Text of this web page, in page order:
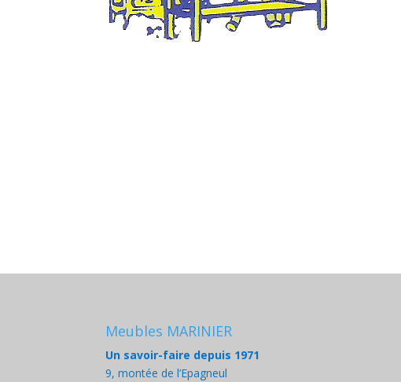
Meubles MARINIER
Un savoir-faire depuis 1971
9, montée de l’Epagneul